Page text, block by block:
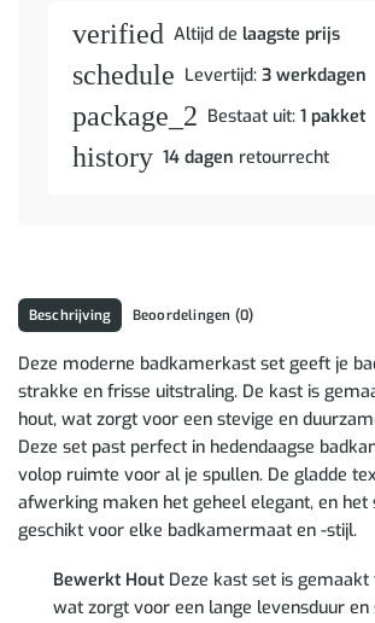
verified Altijd de laagste prijs
schedule Levertijd: 3 werkdagen
package_2 Bestaat uit: 1 pakket
history 14 dagen retourrecht
Beschrijving Beoordelingen (0)
Deze moderne badkamerkast set geeft je
strakke en frisse uitstraling. De kast is
hout, wat zorgt voor een stevige en
Deze set past perfect in hedendaagse
volop ruimte voor al je spullen. De gladde
afwerking maken het geheel elegant, en
geschikt voor elke badkamermaat en -stijl.
Bewerkt HoutDeze kast set is gemaakt
wat zorgt voor een lange levensduur en